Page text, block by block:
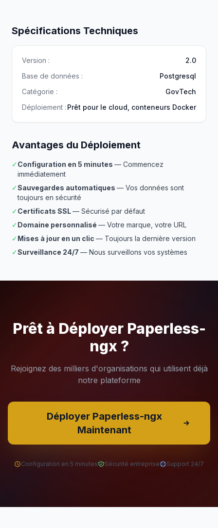
Spécifications Techniques
Version :
2.0
Base de données :
Postgresql
Catégorie :
GovTech
Déploiement : Prêt pour le cloud, conteneurs Docker
Avantages du Déploiement
✓Configuration en 5 minutes — Commencez
immédiatement
✓Sauvegardes automatiques — Vos données sont
toujours en sécurité
✓Certificats SSL— Sécurisé par défaut
✓Domaine personnalisé — Votre marque, votre URL
✓Mises à jour en un clic — Toujours la dernière version
✓Surveillance 24/7 — Nous surveillons vos systèmes
Prêt à Déployer Paperless-
ngx ?
Rejoignez des milliers d'organisations qui utilisent déjà
notre plateforme
Déployer Paperless-ngx
Maintenant
Configuration en 5 minutes Sécurité entreprise Support 24/7